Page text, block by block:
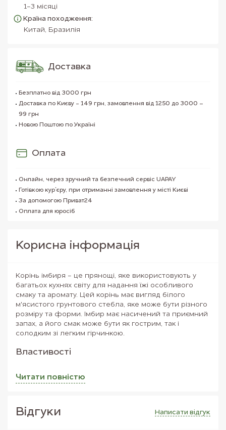
1-3 місяці
Країна походження:
Китай, Бразилія
Доставка
Безплатно від 3000 грн
Доставка по Києву - 149 грн, замовлення від 1250 до 3000 –
99 грн
Новою Поштою по Україні
Оплата
Онлайн, через зручний та безпечний сервіс UAPAY
Готівкою кур`єру, при отриманні замовлення у місті Києві
За допомогою Приват24
Оплата для юросіб
Корисна iнформацiя
Читати повнiстю
Корінь імбиря - це прянощі, яке використовують у
багатьох кухнях світу для надання їжі особливого
смаку та аромату. Цей корінь має вигляд білого
м'ясистого грунтового стебла, яке може бути різного
розміру та форми. Імбир має насичений та приємний
запах, а його смак може бути як гострим, так і
солодким зі легким гірчинкою.
Властивості
також має велику кількість властивостей, які можуть
кальцій, калій та магній. Він також містить
антиоксиданти та засоби проти запалення, такі як
Вiдгуки Написати вiдгук